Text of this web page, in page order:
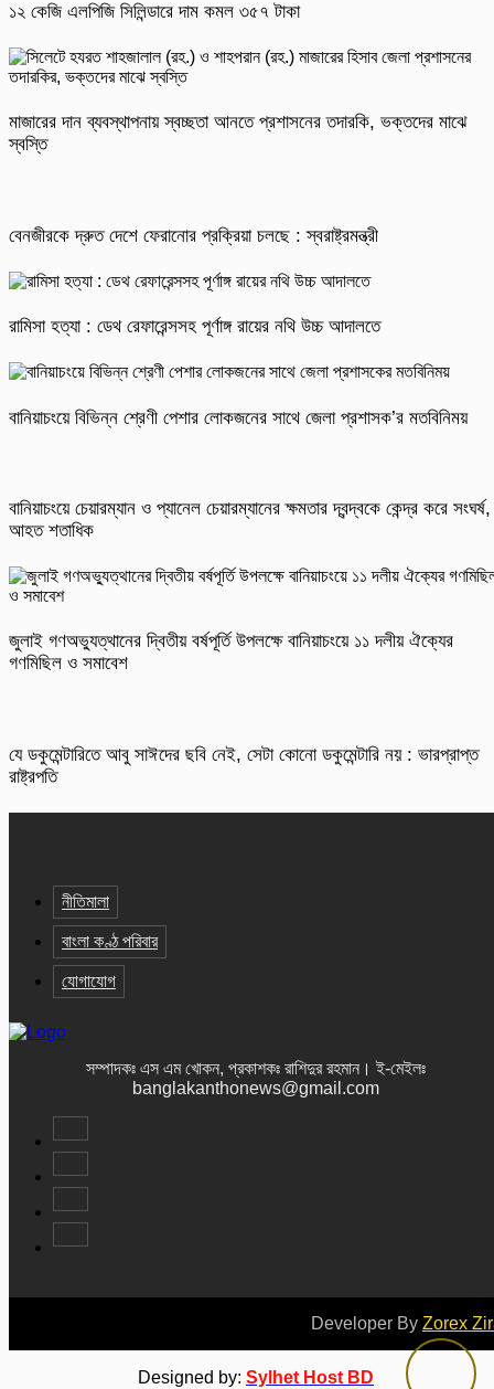
১২ কেজি এলপিজি সিলিন্ডারে দাম কমল ৩৫৭ টাকা
মাজারের দান ব্যবস্থাপনায় স্বচ্ছতা আনতে প্রশাসনের তদারকি, ভক্তদের মাঝে
স্বস্তি
বেনজীরকে দ্রুত দেশে ফেরানোর প্রক্রিয়া চলছে : স্বরাষ্ট্রমন্ত্রী
রামিসা হত্যা : ডেথ রেফারেন্সসহ পূর্ণাঙ্গ রায়ের নথি উচ্চ আদালতে
বানিয়াচংয়ে বিভিন্ন শ্রেণী পেশার লোকজনের সাথে জেলা প্রশাসক’র মতবিনিময়
বানিয়াচংয়ে চেয়ারম্যান ও প্যানেল চেয়ারম্যানের ক্ষমতার দ্বন্দ্বকে কেন্দ্র করে সংঘর্ষ,
আহত শতাধিক
জুলাই গণঅভ্যুত্থানের দ্বিতীয় বর্ষপূর্তি উপলক্ষে বানিয়াচংয়ে ১১ দলীয় ঐক্যের
গণমিছিল ও সমাবেশ
যে ডকুমেন্টারিতে আবু সাঈদের ছবি নেই, সেটা কোনো ডকুমেন্টারি নয় : ভারপ্রাপ্ত
রাষ্ট্রপতি
নীতিমালা
বাংলা কণ্ঠ পরিবার
যোগাযোগ
সম্পাদকঃ এস এম খোকন, প্রকাশকঃ রাশিদুর রহমান । ই-মেইলঃ
banglakanthonews@gmail.com
Developer By Zorex
Designed by: Sylhet Host BD